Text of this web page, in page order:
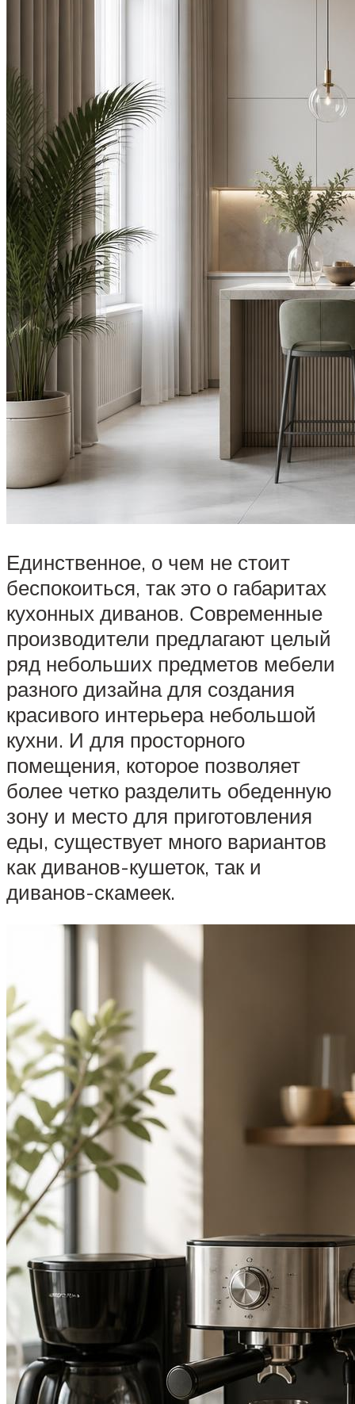
Единственное, о чем не стоит
беспокоиться, так это о габаритах
кухонных диванов. Современные
производители предлагают целый
ряд небольших предметов мебели
разного дизайна для создания
красивого интерьера небольшой
кухни. И для просторного
помещения, которое позволяет
более четко разделить обеденную
зону и место для приготовления
еды, существует много вариантов
как диванов-кушеток, так и
диванов-скамеек.